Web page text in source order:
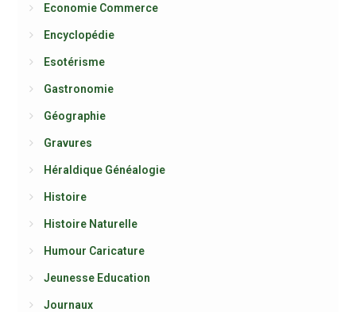
Economie Commerce
Encyclopédie
Esotérisme
Gastronomie
Géographie
Gravures
Héraldique Généalogie
Histoire
Histoire Naturelle
Humour Caricature
Jeunesse Education
Journaux